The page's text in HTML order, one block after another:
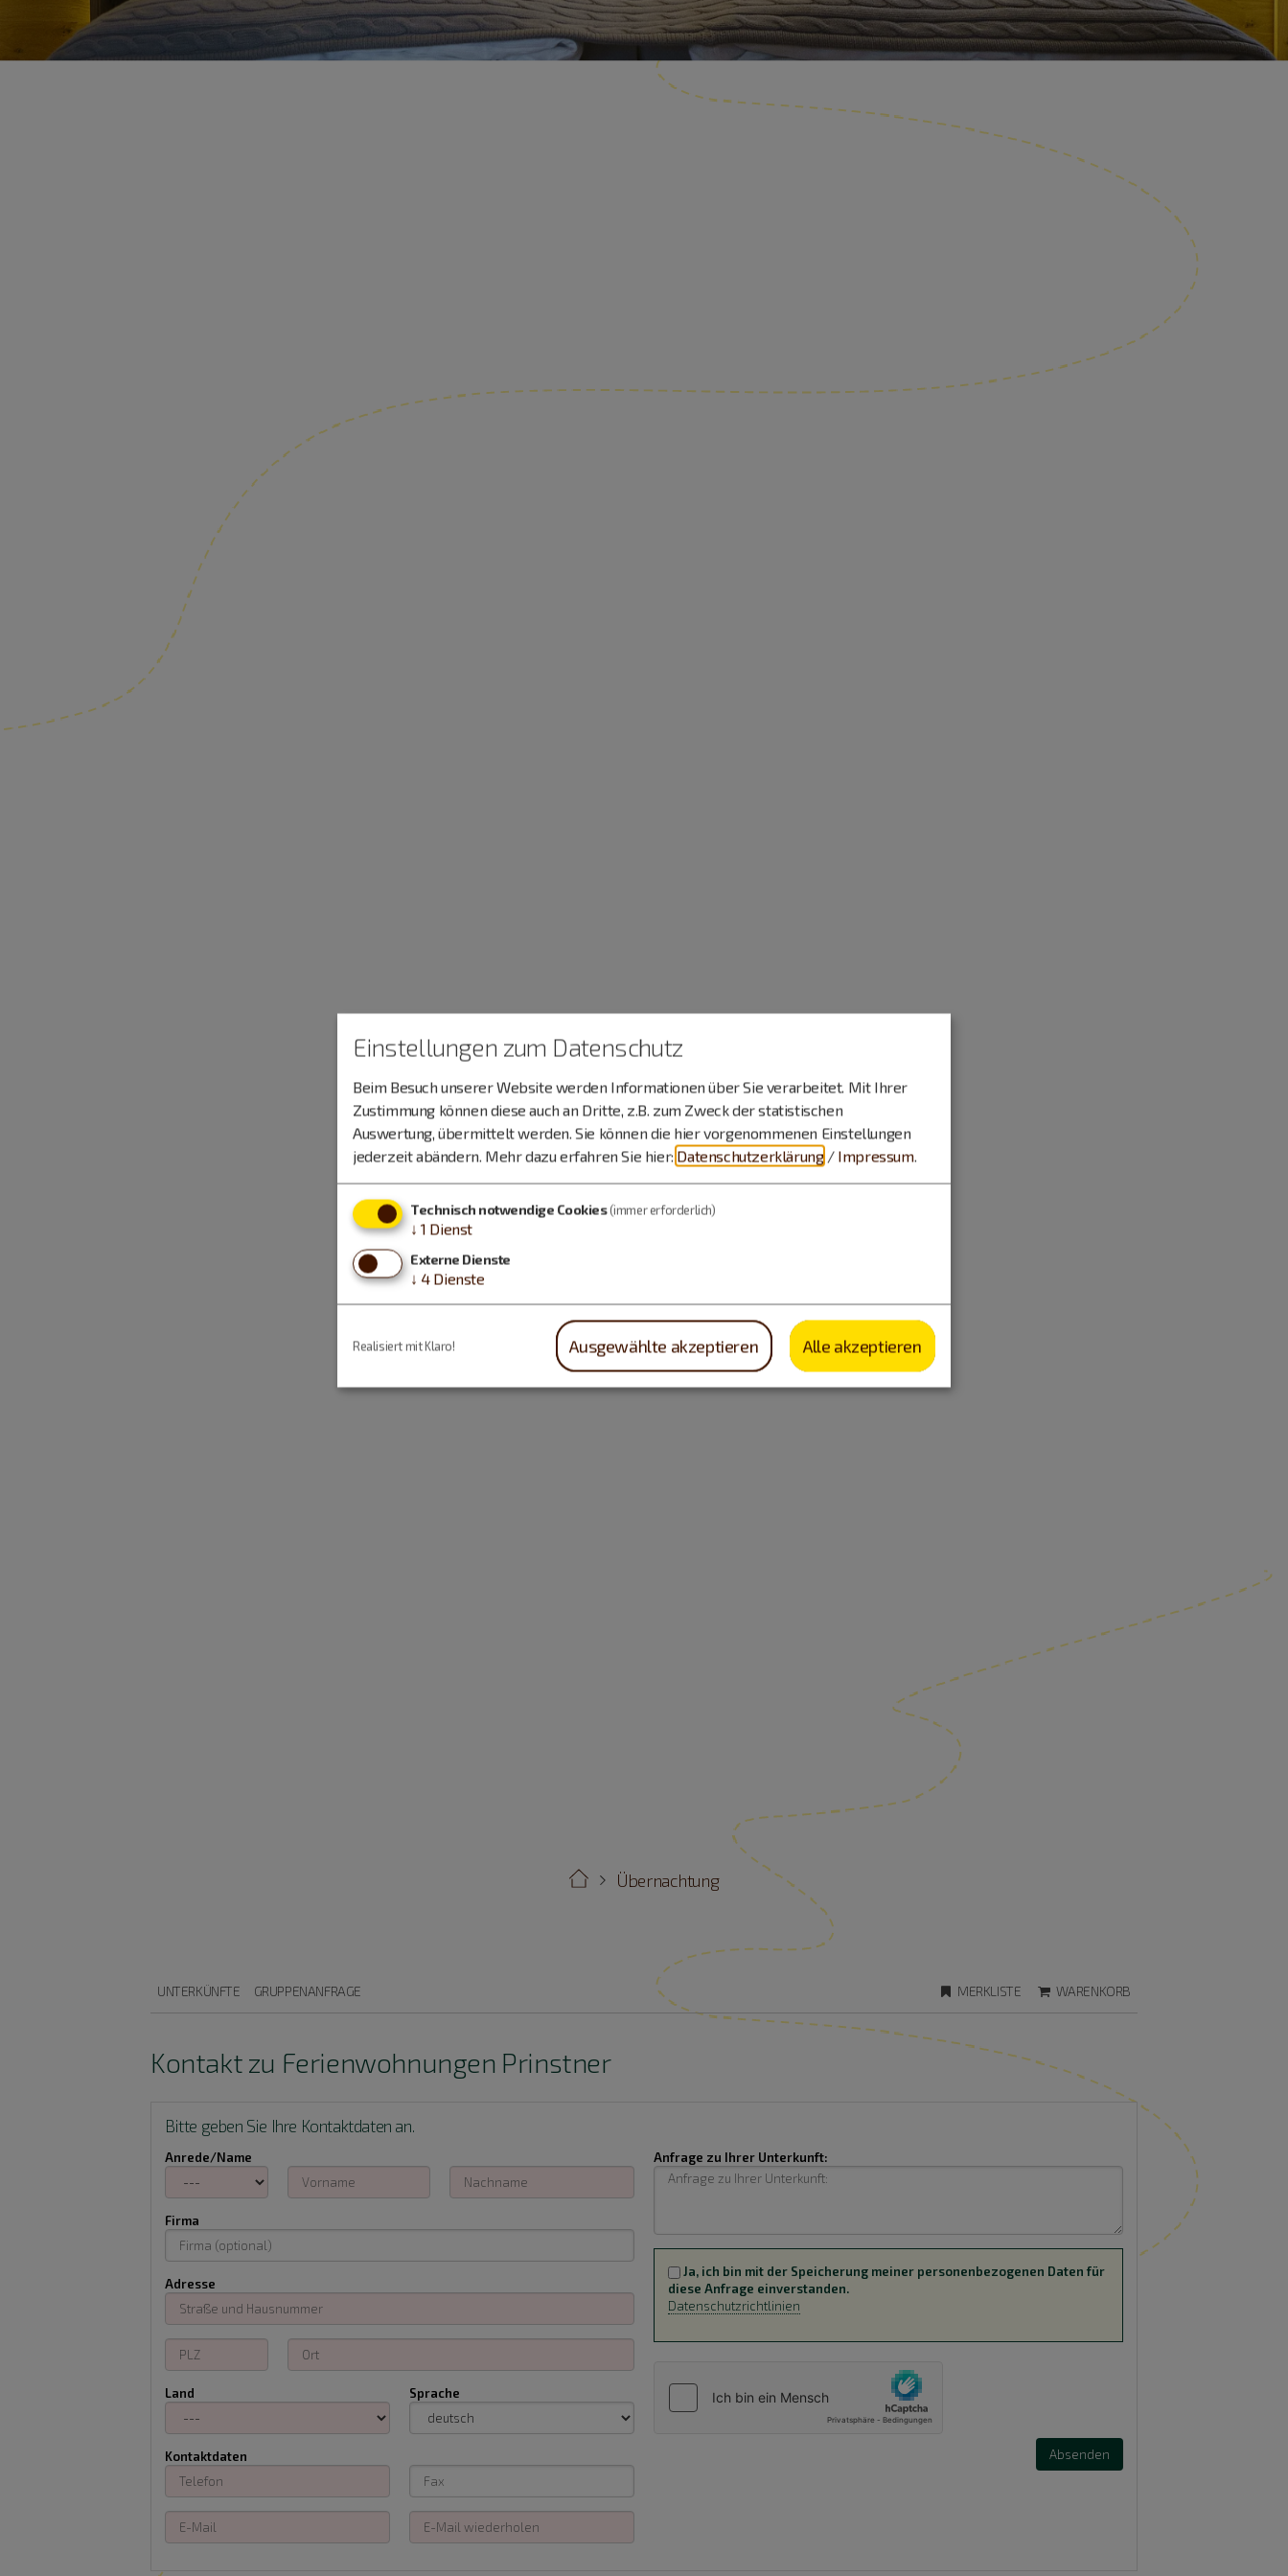
Übernachtung
MERKLISTE WARENKORB
UNTERKÜNFTE GRUPPENANFRAGE
Kontakt zu Ferienwohnungen Prinstner
Bitte geben Sie Ihre Kontaktdaten an.
Anrede/Name
Firma
Adresse
Land Sprache
Kontaktdaten
Anfrage zu Ihrer Unterkunft:
Ja, ich bin mit der Speicherung meiner personenbezogenen Daten für
diese Anfrage einverstanden.
Datenschutzrichtlinien
Einstellungen zum Datenschutz
Beim Besuch unserer Website werden Informationen über Sie verarbeitet. Mit Ihrer
Zustimmung können diese auch an Dritte, z.B. zum Zweck der statistischen
Auswertung, übermittelt werden. Sie können die hier vorgenommenen Einstellungen
jederzeit abändern. Mehr dazu erfahren Sie hier: Datenschutzerklärung / Impressum.
Technisch notwendige Cookies (immer erforderlich)
↓ 1 Dienst
Externe Dienste
↓ 4 Dienste
Ausgewählte akzeptieren Alle akzeptieren
Realisiert mit Klaro!